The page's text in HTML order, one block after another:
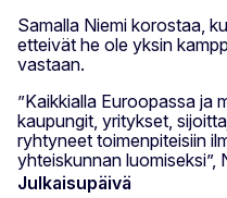
Samalla Niemi korostaa,
etteivät he ole yksin
vastaan.
”Kaikkialla Euroopassa ja
kaupungit, yritykset,
ryhtyneet toimenpiteisiin
yhteiskunnan luomiseksi”,
Julkaisupäivä